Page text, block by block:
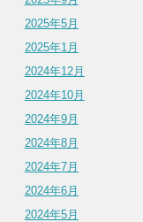
2025年5月
2025年1月
2024年12月
2024年10月
2024年9月
2024年8月
2024年7月
2024年6月
2024年5月